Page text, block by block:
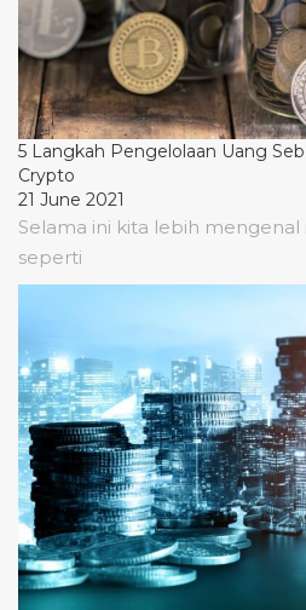
5 Langkah Pengelolaan Uang
Crypto
21 June 2021
Selama ini kita lebih mengenal
seperti